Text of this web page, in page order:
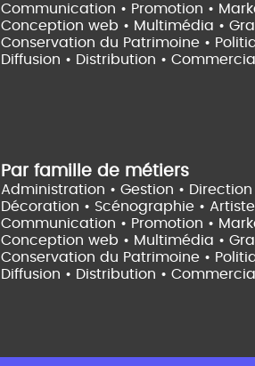
Communication • Promotion •
Conception web • Multimédia •
Conservation du Patrimoine •
Diffusion • Distribution •
Par famille de métiers
Administration • Gestion • Direction
Décoration • Scénographie •
Communication • Promotion •
Conception web • Multimédia •
Conservation du Patrimoine •
Diffusion • Distribution •